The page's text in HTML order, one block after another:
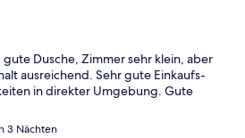
gute Dusche, Zimmer sehr klein, aber
ausreichend. Sehr gute Einkaufs-
in direkter Umgebung. Gute
3 Nächten